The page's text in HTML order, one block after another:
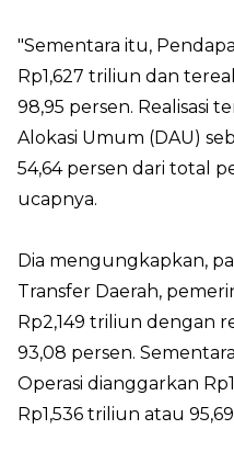
"Sementara itu,
Rp1,627 triliun dan
98,95 persen. Realisasi
Alokasi Umum (DAU)
54,64 persen dari total
ucapnya.
Dia mengungkapkan,
Transfer Daerah,
Rp2,149 triliun dengan
93,08 persen.
Operasi dianggarkan
Rp1,536 triliun atau